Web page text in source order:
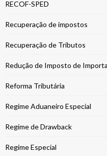
RECOF-SPED
Recuperação de impostos
Recuperação de Tributos
Redução de Imposto de
Reforma Tributária
Regime Aduaneiro Especial
Regime de Drawback
Regime Especial